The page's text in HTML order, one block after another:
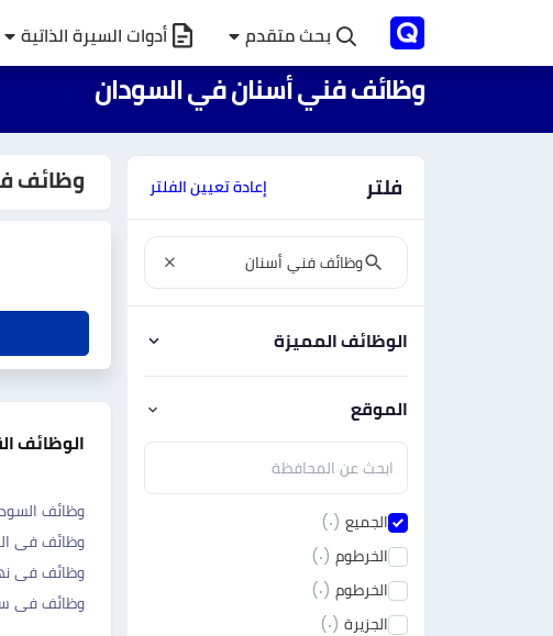
بحث متقدم أدوات السيرة الذاتية
وظائف فني أسنان في السودان
فلتر إعادة تعيين الفلتر
الوظائف المميزة
الموقع
الجميع (٠)
الخرطوم (٠)
الخرطوم (٠)
الجزيرة (٠)
وظائف
الوظائف
وظائف
وظائف فى
وظائف فى
وظائف فى